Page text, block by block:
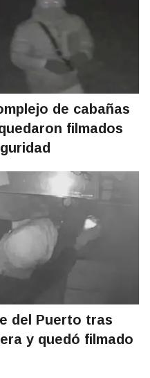
de cabañas
filmados
del Puerto tras
y quedó filmado